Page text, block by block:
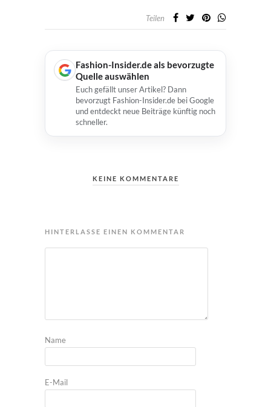
Teilen
Fashion-Insider.de als bevorzugte
Quelle auswählen
Euch gefällt unser Artikel? Dann
bevorzugt Fashion-Insider.de bei Google
und entdeckt neue Beiträge künftig noch
schneller.
KEINE KOMMENTARE
HINTERLASSE EINEN KOMMENTAR
Name
E-Mail